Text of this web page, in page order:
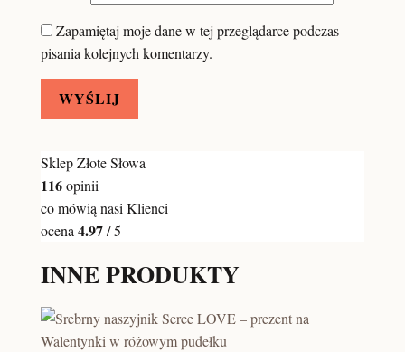
Zapamiętaj moje dane w tej przeglądarce podczas
pisania kolejnych komentarzy.
Sklep Złote Słowa
116opinii
co mówią nasi Klienci
ocena 4.97/ 5
INNE PRODUKTY